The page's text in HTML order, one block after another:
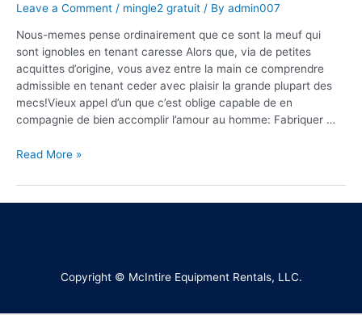
Leave a Comment / mingle2 gratuit / By admin007
Nous-memes pense ordinairement que ce sont la meuf qui
sont ignobles en tenant caresse Alors que, via de petites
acquittes d’origine, vous avez entre la main ce comprendre
admissible en tenant ceder avec plaisir la grande plupart des
mecs!Vieux appel d’un que c’est oblige capable de en
compagnie de bien accomplir l’amour au homme: Fabriquer …
Read More »
Copyright © McIntire Equipment Rentals, LLC.